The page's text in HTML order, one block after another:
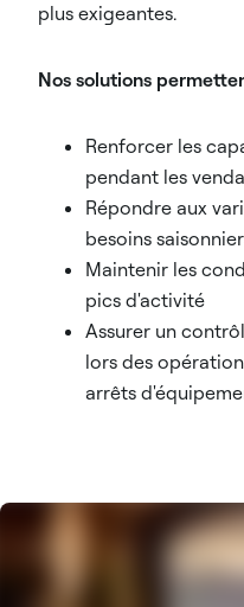
plus exigeantes.
Nos solutions
Renforcer les
pendant les
Répondre aux
besoins
Maintenir les
pics d'activité
Assurer un
lors des
arrêts